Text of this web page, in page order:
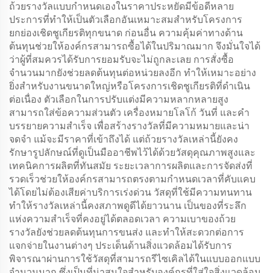
ถ้วยรางวัลแบบกำหนดเองในราคาประหยัดมีข้อดีหลาย
ประการที่ทำให้เป็นตัวเลือกอันเหมาะสมสำหรับโครงการ
ยกย่องเชิดชูเกียรติทุกขนาด ก่อนอื่น ความคุ้มค่าทางด้าน
ต้นทุนช่วยให้องค์กรสามารถซื้อได้ในปริมาณมาก จึงมั่นใจได้
ว่าผู้ที่สมควรได้รับการยอมรับจะไม่ถูกละเลย การสั่งซื้อ
จำนวนมากยังช่วยลดต้นทุนต่อหน่วยลงอีก ทำให้เหมาะอย่าง
ยิ่งสำหรับงานขนาดใหญ่หรือโครงการเชิดชูเกียรติที่ดำเนิน
ต่อเนื่อง ตัวเลือกในการปรับแต่งมีความหลากหลายสูง
สามารถใส่ข้อความส่วนตัว เครื่องหมายโลโก้ วันที่ และคำ
บรรยายความสำเร็จ เพื่อสร้างรางวัลที่มีความหมายและน่า
จดจำ แม้จะมีราคาที่เข้าถึงได้ แต่ถ้วยรางวัลเหล่านี้ยังคง
รักษารูปลักษณ์ที่ดูเป็นมืออาชีพไว้ได้ด้วยวัสดุคุณภาพสูงและ
เทคนิคการผลิตที่ทันสมัย ระยะเวลาการผลิตและการจัดส่งที่
รวดเร็วช่วยให้องค์กรสามารถตรงตามกำหนดเวลาที่คับแคบ
ได้โดยไม่ต้องเสียค่าบริการเร่งด่วน วัสดุที่ใช้มีความทนทาน
ทำให้รางวัลเหล่านี้คงสภาพดูดีได้ยาวนาน เป็นของที่ระลึก
แห่งความสำเร็จที่คงอยู่ได้ตลอดเวลา ความเบาของถ้วย
รางวัลยังช่วยลดต้นทุนการขนส่ง และทำให้สะดวกต่อการ
แจกจ่ายในงานต่างๆ ประเด็นด้านสิ่งแวดล้อมได้รับการ
พิจารณาผ่านการใช้วัสดุที่สามารถรีไซเคิลได้ในแบบออกแบบ